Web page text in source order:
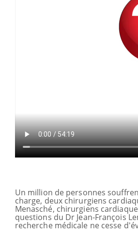
Un million de personnes
charge, deux chirurgiens
Menasché, chirurgiens
questions du Dr Jean-François
recherche médicale ne cesse
Cancer colorectal : une
stratégie simple aurait
changé la donne au Pays